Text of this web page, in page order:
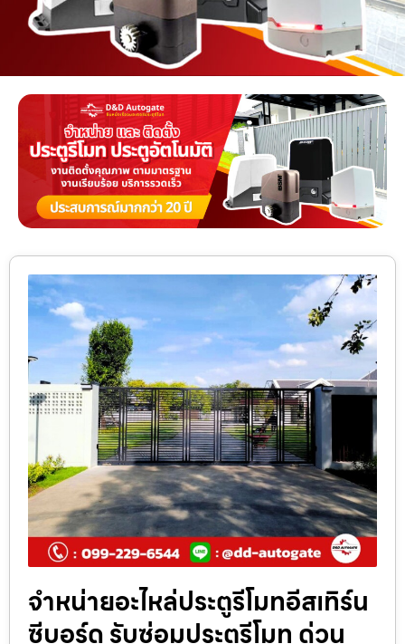
จำหน่ายอะไหล่ประตูรีโมทอีสเทิร์น
ซีบอร์ด รับซ่อมประตูรีโมท ด่วน